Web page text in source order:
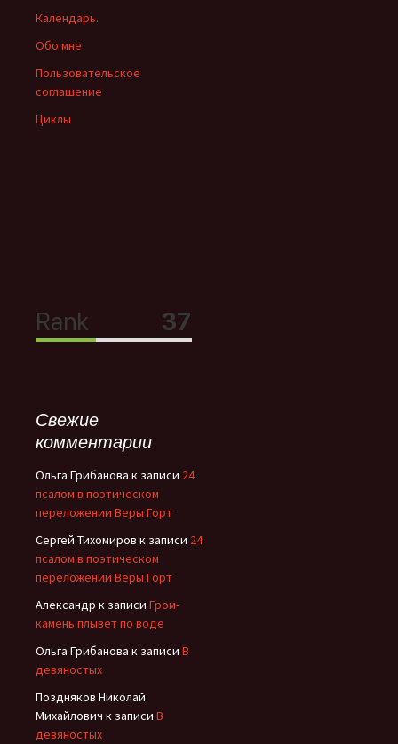
Календарь.
Обо мне
Пользовательское
соглашение
Циклы
Свежие
комментарии
Ольга Грибанова к записи 24
псалом в поэтическом
переложении Веры Горт
Сергей Тихомиров к записи 24
псалом в поэтическом
переложении Веры Горт
Александр к записи Гром-
камень плывет по воде
Ольга Грибанова к записи В
девяностых
Поздняков Николай
Михайлович к записи В
девяностых